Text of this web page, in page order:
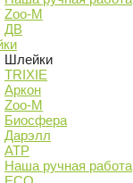
Zoo-M
ДВ
Шлейки
TRIXIE
Аркон
Zoo-M
Биосфера
Дарэлл
АТР
Наша ручная работа